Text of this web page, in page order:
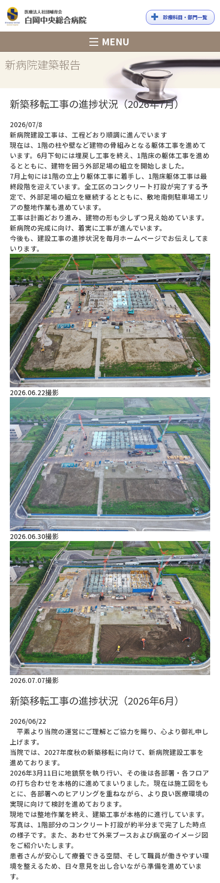
病院
診療科目・部門一覧
MENU
新病院建築報告
新築移転工事の進捗状況（2026年7月）
2026/07/8
新病院建設工事は、工程どおり順調に進んでいます
現在は、1階の柱や壁など建物の骨組みとなる躯体工事を進めて
います。6月下旬には埋戻し工事を終え、1階床の躯体工事を進め
るとともに、建物を囲う外部足場の組立を開始しました。
7月上旬には1階の立上り躯体工事に着手し、1階床躯体工事は最
終段階を迎えています。全工区のコンクリート打設が完了する予
定で、外部足場の組立を継続するとともに、敷地南側駐車場エリ
アの整地作業も進めています。
工事は計画どおり進み、建物の形も少しずつ見え始めています。
新病院の完成に向け、着実に工事が進んでいます。
今後も、建設工事の進捗状況を毎月ホームページでお伝えしてま
いります。
2026.06.22撮影
2026.06.30撮影
2026.07.07撮影
新築移転工事の進捗状況（2026年6月）
2026/06/22
平素より当院の運営にご理解とご協力を賜り、心より御礼申し
上げます。
当院では、2027年度秋の新築移転に向けて、新病院建設工事を
進めております。
2026年3月11日に地鎮祭を執り行い、その後は各部署・各フロア
の打ち合わせを本格的に進めてまいりました。現在は施工図をも
とに、各部署へのヒアリングを重ねながら、より良い医療環境の
実現に向けて検討を進めております。
現地では整地作業を終え、建築工事が本格的に進行しています。
写真は、1階部分のコンクリート打設が約半分まで完了した時点
の様子です。また、あわせて外来ブースおよび病室のイメージ図
をご紹介いたします。
患者さんが安心して療養できる空間、そして職員が働きやすい環
境を整えるため、日々意見を出し合いながら準備を進めていま
す。